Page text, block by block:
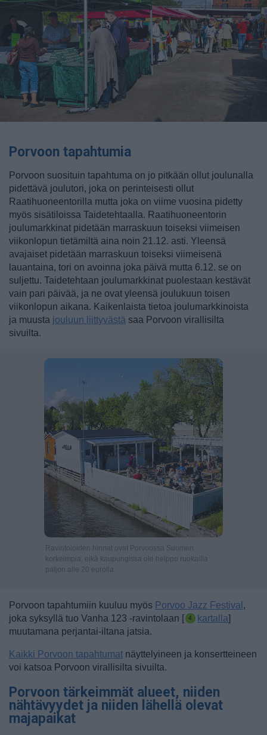
Porvoon tapahtumia
Porvoon suosituin tapahtuma on jo pitkään ollut joulunalla
pidettävä joulutori, joka on perinteisesti ollut
Raatihuoneentorilla mutta joka on viime vuosina pidetty
myös sisätiloissa Taidetehtaalla. Raatihuoneentorin
joulumarkkinat pidetään marraskuun toiseksi viimeisen
viikonlopun tietämiltä aina noin 21.12. asti. Yleensä
avajaiset pidetään marraskuun toiseksi viimeisenä
lauantaina, tori on avoinna joka päivä mutta 6.12. se on
suljettu. Taidetehtaan joulumarkkinat puolestaan kestävät
vain pari päivää, ja ne ovat yleensä joulukuun toisen
viikonlopun aikana. Kaikenlaista tietoa joulumarkkinoista
ja muusta jouluun liittyvästä saa Porvoon virallisilta
sivuilta.
Ravintoloiden hinnat ovat Porvoossa Suomen
korkeimpia, eikä kaupungissa ole helppo ruokailla
paljon alle 20 eurolla.
Porvoon tapahtumiin kuuluu myös Porvoo Jazz Festival ,
joka syksyllä tuo Vanha 123 -ravintolaan [
kartalla]
muutamana perjantai-iltana jatsia.
Kaikki Porvoon tapahtumat näyttelyineen ja konsertteineen
voi katsoa Porvoon virallisilta sivuilta.
Porvoon tärkeimmät alueet, niiden
nähtävyydet ja niiden lähellä olevat
majapaikat